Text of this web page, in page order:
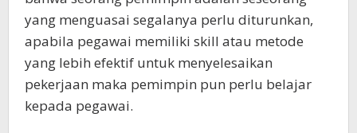
yang menguasai segalanya perlu diturunkan,
apabila pegawai memiliki skill atau metode
yang lebih efektif untuk menyelesaikan
pekerjaan maka pemimpin pun perlu belajar
kepada pegawai.